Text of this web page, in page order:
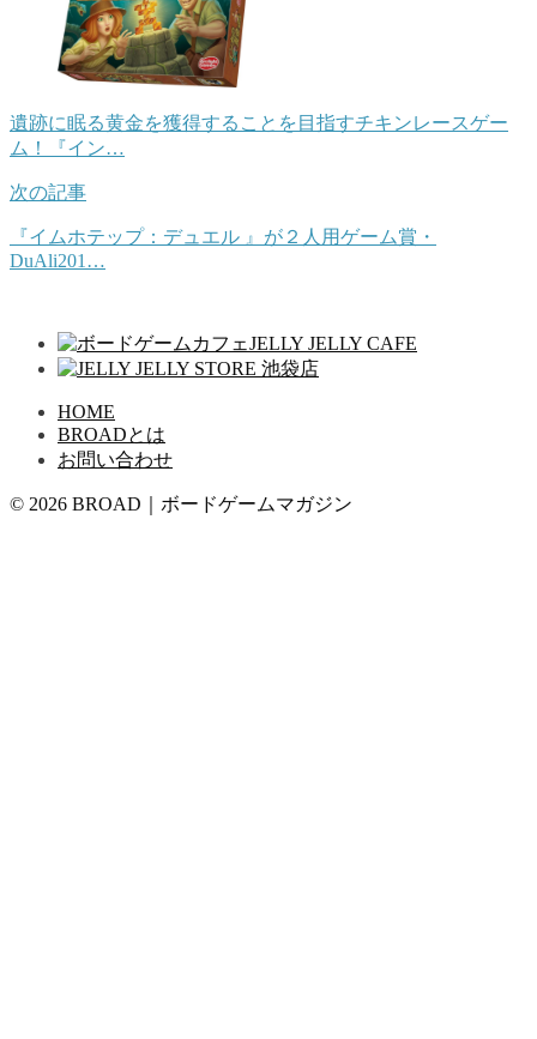
遺跡に眠る黄金を獲得することを目指すチキンレースゲー
ム！『イン…
次の記事
『イムホテップ：デュエル 』が２人用ゲーム賞・
DuAli201…
HOME
BROADとは
お問い合わせ
© 2026 BROAD｜ボードゲームマガジン